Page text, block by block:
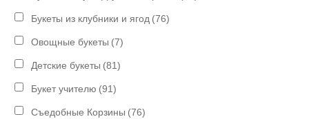
Букеты из клубники и ягод (76)
Овощные букеты (7)
Детские букеты (81)
Букет учителю (91)
Съедобные Корзины (76)